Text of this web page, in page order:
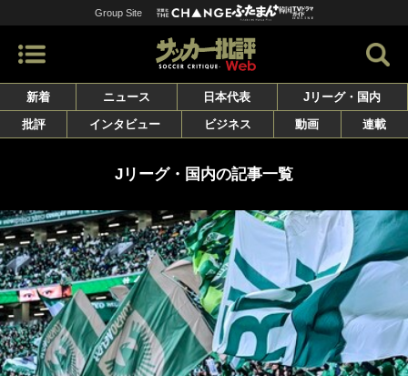
Group Site
新着 ニュース 日本代表
Jリーグ・国内
批評
インタビュー ビジネス 動画 連載
Jリーグ・国内の記事一覧